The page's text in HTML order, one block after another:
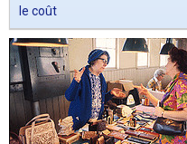
le coût